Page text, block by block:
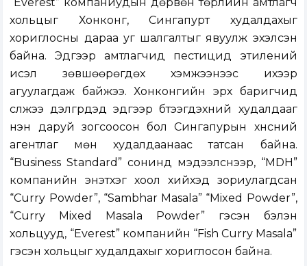
“Everest” компаниудын дөрвөн төрлийн амтлагч
хольцыг Хонконг, Сингапурт худалдахыг
хориглосны дараа уг шалгалтыг явуулж эхэлсэн
байна. Эдгээр амтлагчид пестицид этилений
исэл зөвшөөрөгдөх хэмжээнээс ихээр
агуулагдаж байжээ. Хонконгийн эрх баригчид
сүлжээ дэлгүүрүүдэд эдгээр бүтээгдэхүүний худалдааг
нэн даруй зогсоосон бол Сингапурын хүнсний
агентлаг мөн худалдаанаас татсан байна.
“Business Standard” сонинд мэдээлснээр, “MDH”
компанийн энэтхэг хоол хийхэд зориулагдсан
“Curry Powder”, “Sambhar Masala” “Mixed Powder”,
“Curry Mixed Masala Powder” гэсэн бэлэн
хольцууд, “Everest” компанийн “Fish Curry Masala”
гэсэн хольцыг худалдахыг хориглосон байна.